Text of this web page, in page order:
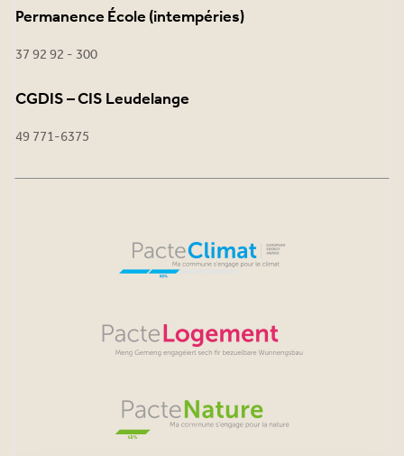
Permanence École (intempéries)
37 92 92 - 300
CGDIS – CIS Leudelange
49 771-6375